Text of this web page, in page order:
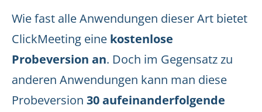
Wie fast alle Anwendungen dieser Art bietet
ClickMeeting eine kostenlose
Probeversion an. Doch im Gegensatz zu
anderen Anwendungen kann man diese
Probeversion 30 aufeinanderfolgende